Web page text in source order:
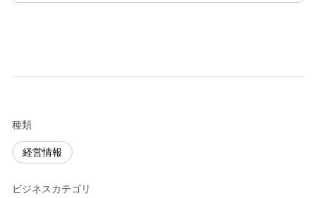
種類
経営情報
ビジネスカテゴリ